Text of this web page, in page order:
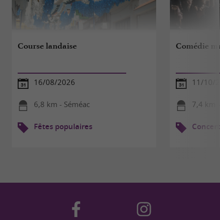
Course landaise
16/08/2026
6,8 km - Séméac
Fêtes populaires
Comédie
11/10/
7,4 km